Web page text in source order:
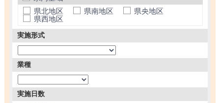
県北地区
県南地区
県央地区
県西地区
実施形式
業種
実施日数